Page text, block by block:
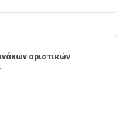
οριστικών